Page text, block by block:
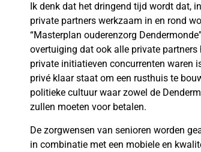
Ik denk dat het dringend tijd wordt dat,
private partners werkzaam in en rond
“Masterplan ouderenzorg
overtuiging dat ook alle private
private initiatieven concurrenten waren
privé klaar staat om een rusthuis te
politieke cultuur waar zowel de
zullen moeten voor betalen.
De zorgwensen van senioren worden
in combinatie met een mobiele en